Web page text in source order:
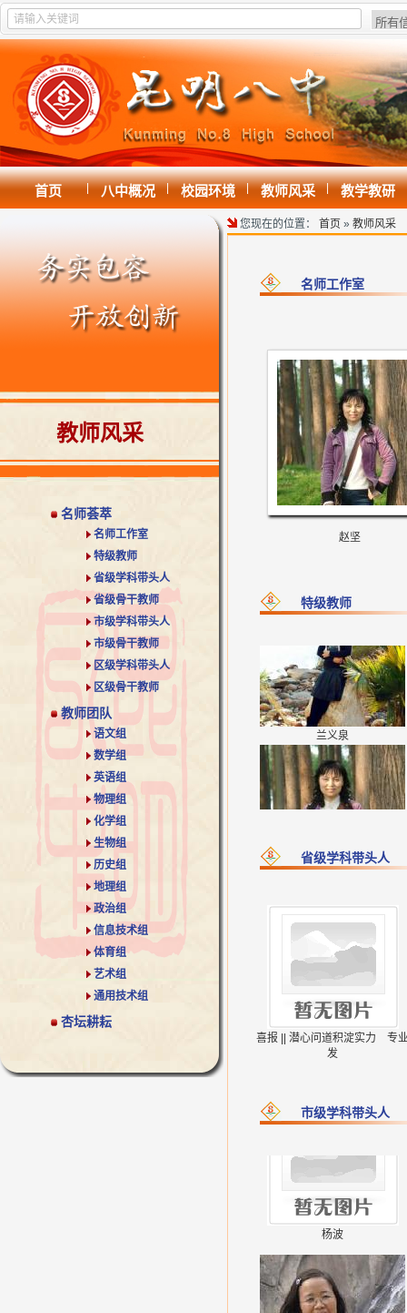
首页 | 八中概况 | 校园环境 | 教师风采 | 教学教研
教师风采
名师荟萃
名师工作室
特级教师
省级学科带头人
省级骨干教师
市级学科带头人
市级骨干教师
区级学科带头人
区级骨干教师
教师团队
语文组
数学组
英语组
物理组
化学组
生物组
历史组
地理组
政治组
信息技术组
体育组
艺术组
通用技术组
杏坛耕耘
您现在的位置： 首页 » 教师风采
名师工作室
赵坚
特级教师
赵坚
兰义泉
省级学科带头人
喜报 || 潜心问道积淀实力 专
发
市级学科带头人